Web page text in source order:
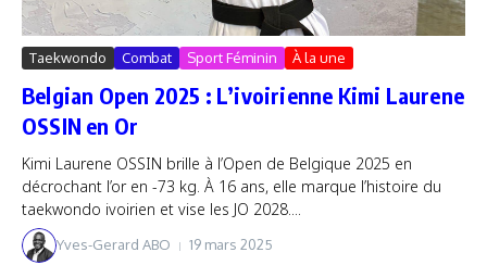
Taekwondo Combat Sport Féminin À la une
Belgian Open 2025 : L’ivoirienne Kimi Laurene
OSSIN en Or
Kimi Laurene OSSIN brille à l’Open de Belgique 2025 en
décrochant l’or en -73 kg. À 16 ans, elle marque l’histoire du
taekwondo ivoirien et vise les JO 2028....
Yves-Gerard ABO 19 mars 2025